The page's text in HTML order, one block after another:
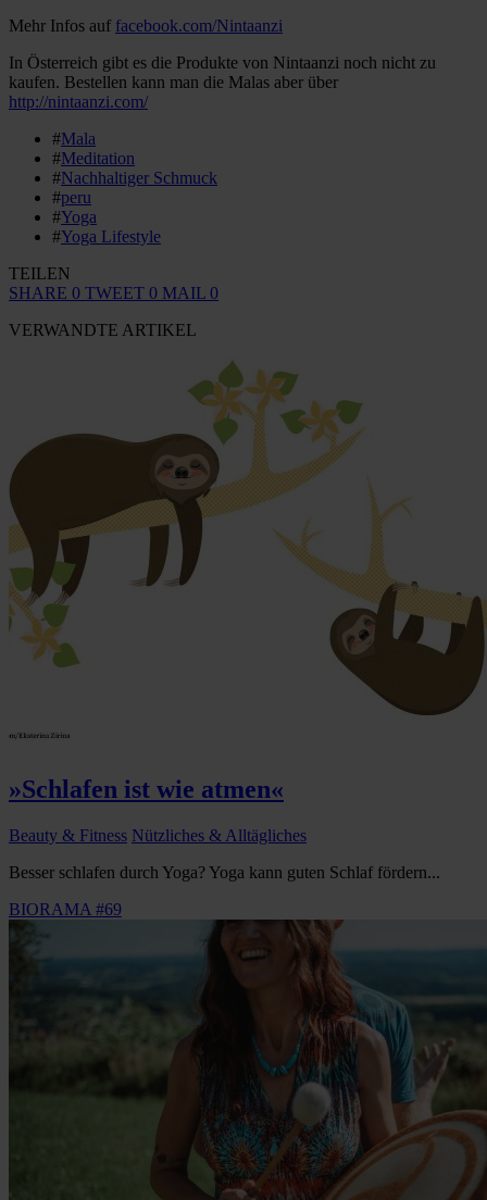
Mehr Infos auf facebook.com/Nintaanzi
In Österreich gibt es die Produkte von Nintaanzi noch nicht zu
kaufen. Bestellen kann man die Malas aber über
http://nintaanzi.com/
#Mala
#Meditation
#Nachhaltiger Schmuck
#peru
#Yoga
#Yoga Lifestyle
TEILEN
SHARE 0 TWEET 0 MAIL 0
VERWANDTE ARTIKEL
»Schlafen ist wie atmen«
Beauty & Fitness Nützliches & Alltägliches
Besser schlafen durch Yoga? Yoga kann guten Schlaf fördern...
BIORAMA #69